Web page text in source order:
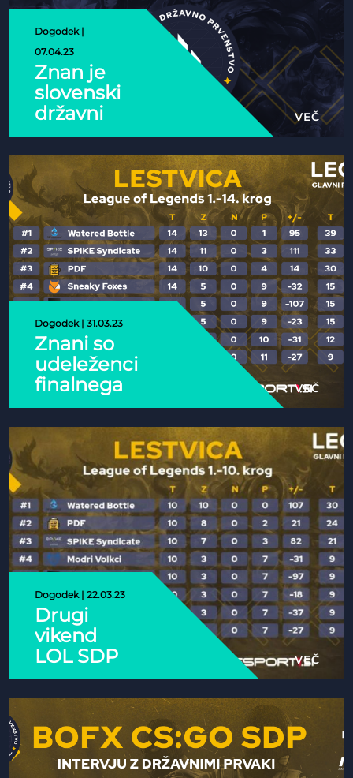
Dogodek |
07.04.23
Znan je
slovenski
državni
prvak v
igri
League
of
Legends
VEČ
Dogodek | 31.03.23
Znani so
udeleženci
finalnega
dogajanja
za LOL SDP
na
gospodarskem
razstavišču
VEČ
Dogodek | 22.03.23
Drugi
vikend
LOL SDP
pušča
vse
odprto za
zadnjo
vstopnico
VEČ